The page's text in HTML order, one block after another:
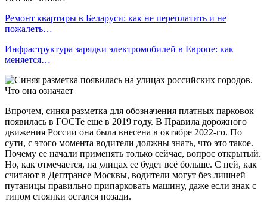
Ремонт квартиры в Беларуси: как не переплатить и не
пожалеть…
Инфраструктура зарядки электромобилей в Европе: как
меняется…
Впрочем, синяя разметка для обозначения платных парковок
появилась в ГОСТе еще в 2019 году. В Правила дорожного
движения России она была внесена в октябре 2022-го. По
сути, с этого момента водители должны знать, что это такое.
Почему ее начали применять только сейчас, вопрос открытый.
Но, как отмечается, на улицах ее будет всё больше. С ней, как
считают в Дептрансе Москвы, водители могут без лишней
путаницы правильно припарковать машину, даже если знак с
типом стоянки остался позади.